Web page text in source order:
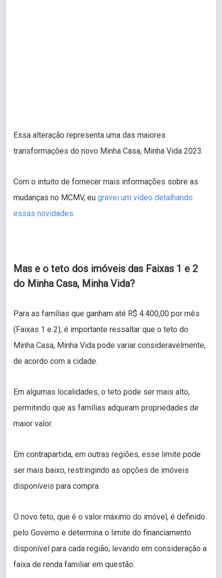
Essa alteração representa uma das maiores
transformações do novo Minha Casa, Minha Vida 2023.
Com o intuito de fornecer mais informações sobre as
mudanças no MCMV, eu gravei um vídeo detalhando
essas novidades.
Mas e o teto dos imóveis das Faixas 1 e 2
do Minha Casa, Minha Vida?
Para as famílias que ganham até R$ 4.400,00 por mês
(Faixas 1 e 2), é importante ressaltar que o teto do
Minha Casa, Minha Vida pode variar consideravelmente,
de acordo com a cidade.
Em algumas localidades, o teto pode ser mais alto,
permitindo que as famílias adquiram propriedades de
maior valor.
Em contrapartida, em outras regiões, esse limite pode
ser mais baixo, restringindo as opções de imóveis
disponíveis para compra.
O novo teto, que é o valor máximo do imóvel, é definido
pelo Governo e determina o limite do financiamento
disponível para cada região, levando em consideração a
faixa de renda familiar em questão.